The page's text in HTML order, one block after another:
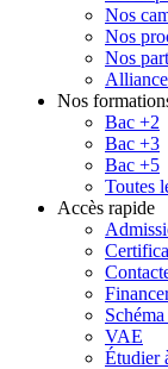
Nos
Nos
Nos
Nos
Bac +2
Bac +3
Bac +5
Toutes
Accès rapide
VAE
Étudier